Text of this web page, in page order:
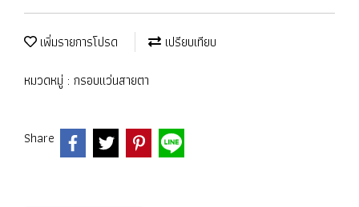
เพิ่มรายการโปรด
เปรียบเทียบ
หมวดหมู่ : กรอบแว่นสายตา
Share